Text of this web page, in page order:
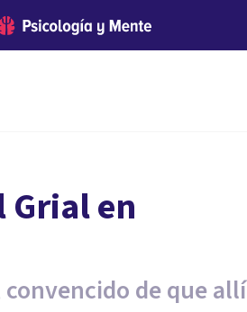
Grial en
de que allí